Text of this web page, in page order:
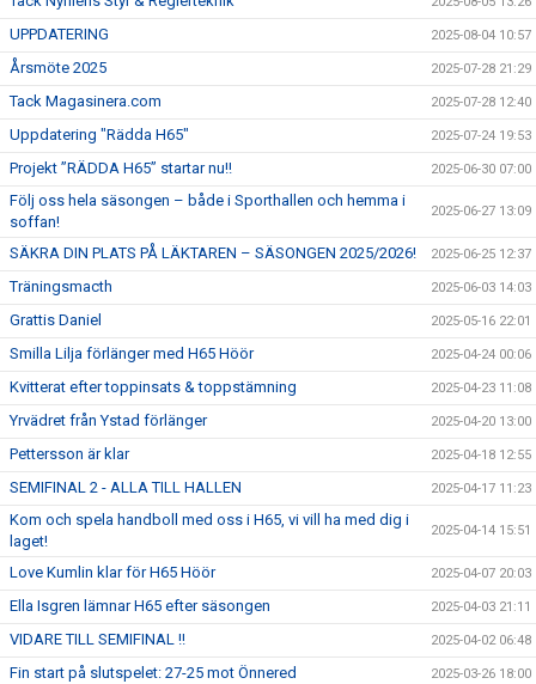
UPPDATERING 2025-08-04 10:57
Årsmöte 2025 2025-07-28 21:29
Tack Magasinera.com 2025-07-28 12:40
Uppdatering "Rädda H65" 2025-07-24 19:53
Projekt ”RÄDDA H65” startar nu!! 2025-06-30 07:00
Följ oss hela säsongen – både i Sporthallen och hemma i
soffan!
2025-06-27 13:09
SÄKRA DIN PLATS PÅ LÄKTAREN – SÄSONGEN 2025/2026! 2025-06-25 12:37
Träningsmacth 2025-06-03 14:03
Grattis Daniel 2025-05-16 22:01
Smilla Lilja förlänger med H65 Höör 2025-04-24 00:06
Kvitterat efter toppinsats & toppstämning 2025-04-23 11:08
Yrvädret från Ystad förlänger 2025-04-20 13:00
Pettersson är klar 2025-04-18 12:55
SEMIFINAL 2 - ALLA TILL HALLEN 2025-04-17 11:23
Kom och spela handboll med oss i H65, vi vill ha med dig i
laget!
2025-04-14 15:51
Love Kumlin klar för H65 Höör 2025-04-07 20:03
Ella Isgren lämnar H65 efter säsongen 2025-04-03 21:11
VIDARE TILL SEMIFINAL !! 2025-04-02 06:48
Fin start på slutspelet: 27-25 mot Önnered 2025-03-26 18:00